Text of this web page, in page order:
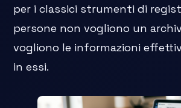
per i classici strumenti di
persone non vogliono un
vogliono le informazioni
in essi.